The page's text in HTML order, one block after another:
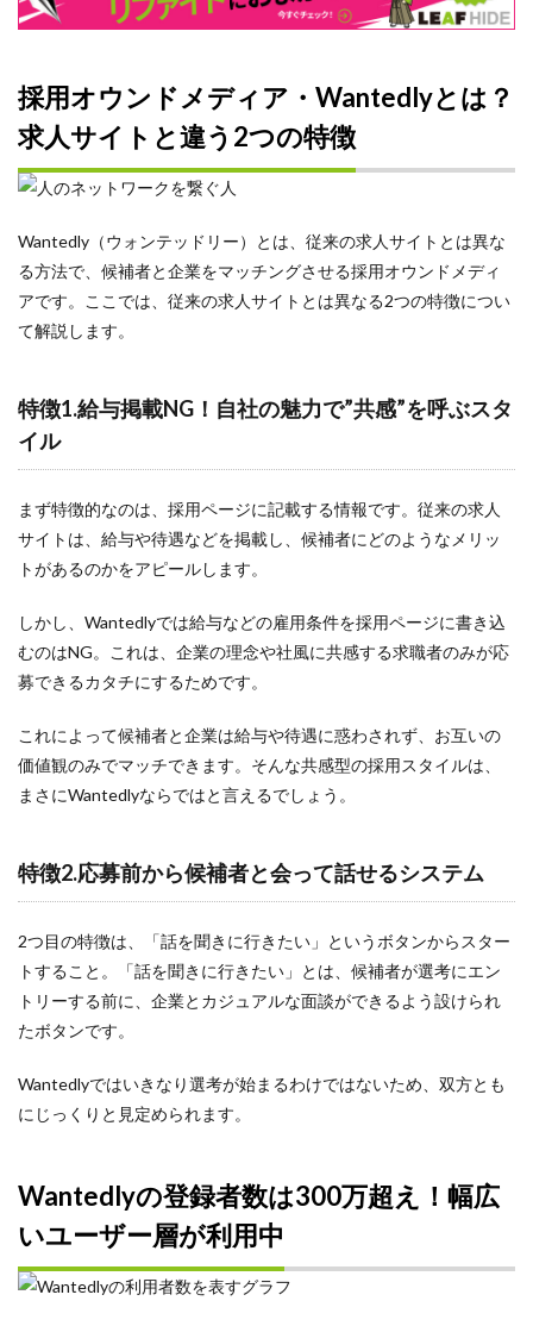
採用オウンドメディア・Wantedlyとは？
求人サイトと違う2つの特徴
Wantedly（ウォンテッドリー）とは、従来の求人サイトとは異な
る方法で、候補者と企業をマッチングさせる採用オウンドメディ
アです。ここでは、従来の求人サイトとは異なる2つの特徴につい
て解説します。
特徴1.給与掲載NG！自社の魅力で”共感”を呼ぶスタ
イル
まず特徴的なのは、採用ページに記載する情報です。従来の求人
サイトは、給与や待遇などを掲載し、候補者にどのようなメリッ
トがあるのかをアピールします。
しかし、Wantedlyでは給与などの雇用条件を採用ページに書き込
むのはNG。これは、企業の理念や社風に共感する求職者のみが応
募できるカタチにするためです。
これによって候補者と企業は給与や待遇に惑わされず、お互いの
価値観のみでマッチできます。そんな共感型の採用スタイルは、
まさにWantedlyならではと言えるでしょう。
特徴2.応募前から候補者と会って話せるシステム
2つ目の特徴は、「話を聞きに行きたい」というボタンからスター
トすること。「話を聞きに行きたい」とは、候補者が選考にエン
トリーする前に、企業とカジュアルな面談ができるよう設けられ
たボタンです。
Wantedlyではいきなり選考が始まるわけではないため、双方とも
にじっくりと見定められます。
Wantedlyの登録者数は300万超え！幅広
いユーザー層が利用中
料金
メンティー
Instagram
アイスブレイク
コンテンツマーケティング
コスト
キャッチコピー
オウンドメディア
タイトル
Wantedly運用
Wantedly perk
Wantedly
PREP法
ストーリー
ダイレクトスカウト
メンター
メリット
まとめ
マインドセット
マーケティング